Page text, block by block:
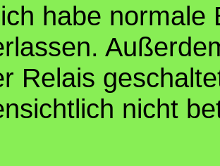
habe normale
Relais
nicht